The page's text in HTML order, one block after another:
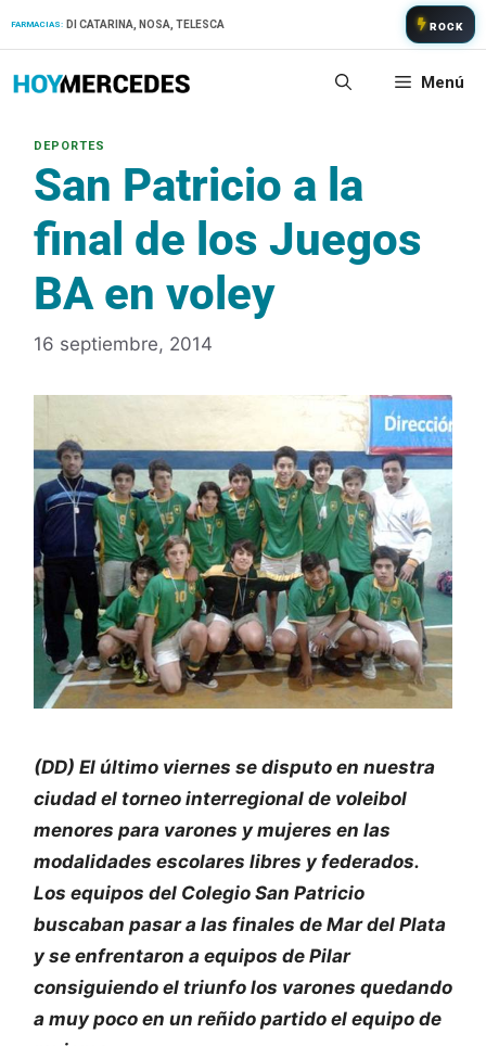
FARMACIAS: DI CATARINA, NOSA, TELESCA ROCK
Menú
San Patricio a la
final de los Juegos
BA en voley
16 septiembre, 2014
(DD) El último viernes se disputo en nuestra
ciudad el torneo interregional de voleibol
menores para varones y mujeres en las
modalidades escolares libres y federados.
Los equipos del Colegio San Patricio
buscaban pasar a las finales de Mar del Plata
y se enfrentaron a equipos de Pilar
consiguiendo el triunfo los varones quedando
a muy poco en un reñido partido el equipo de